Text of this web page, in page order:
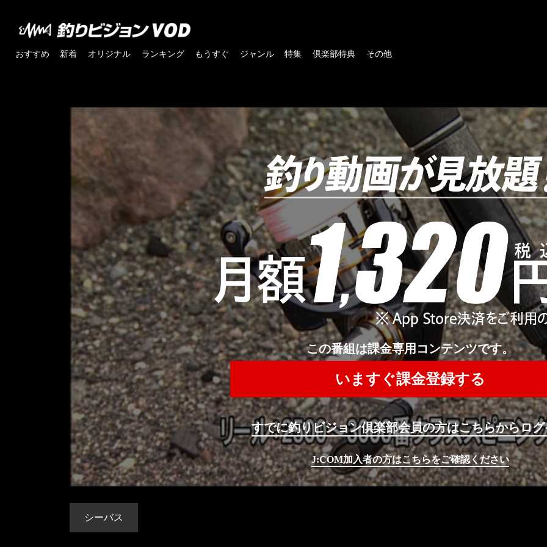
おすすめ 新着 オリジナル ランキング もうすぐ ジャンル 特集 倶楽部特典 その他
この番組は課金専用コンテンツです。
いますぐ課金登録する
すでに釣りビジョン倶楽部会員の方はこちらからロ
J:COM加入者の方はこちらをご確認ください
シーバス